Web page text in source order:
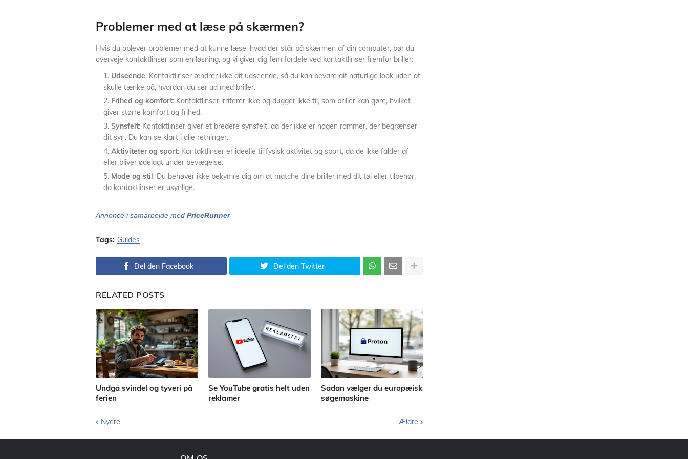
Problemer med at læse på skærmen?
Hvis du oplever problemer med at kunne læse, hvad der står på skærmen af din computer, bør du
overveje kontaktlinser som en løsning, og vi giver dig fem fordele ved kontaktlinser fremfor briller:
Udseende: Kontaktlinser ændrer ikke dit udseende, så du kan bevare dit naturlige look uden at
skulle tænke på, hvordan du ser ud med briller.
Frihed og komfort: Kontaktlinser irriterer ikke og dugger ikke til, som briller kan gøre, hvilket
giver større komfort og frihed.
Synsfelt: Kontaktlinser giver et bredere synsfelt, da der ikke er nogen rammer, der begrænser
dit syn. Du kan se klart i alle retninger.
Aktiviteter og sport: Kontaktlinser er ideelle til fysisk aktivitet og sport, da de ikke falder af
eller bliver ødelagt under bevægelse.
Mode og stil: Du behøver ikke bekymre dig om at matche dine briller med dit tøj eller tilbehør,
da kontaktlinser er usynlige.
Annonce i samarbejde med PriceRunner
Tags: Guides
Del den Facebook Del den Twitter
RELATED POSTS
Undgå svindel og tyveri på
ferien
Se YouTube gratis helt uden
reklamer
Sådan vælger du europæisk
søgemaskine
Nyere Ældre